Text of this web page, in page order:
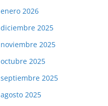
enero 2026
diciembre 2025
noviembre 2025
octubre 2025
septiembre 2025
agosto 2025